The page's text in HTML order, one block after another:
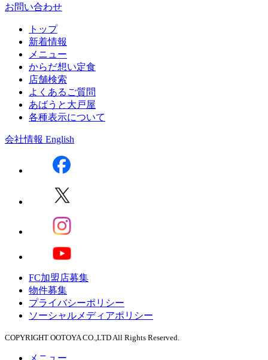
お問い合わせ
トップ
新着情報
メニュー
からだ想い定食
店舗検索
よくあるご質問
あばうと大戸屋
各種表示について
会社情報 English
FC加盟店募集
物件募集
プライバシーポリシー
ソーシャルメディアポリシー
COPYRIGHT OOTOYA CO.,LTD All Rights Reserved.
メニュー